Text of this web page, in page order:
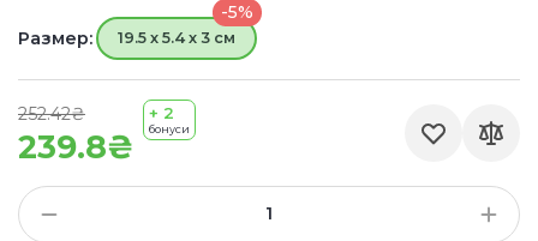
239.8₴
252.42₴ + 2
бонуси
Размер:
-5%
19.5 х 5.4 х 3 см